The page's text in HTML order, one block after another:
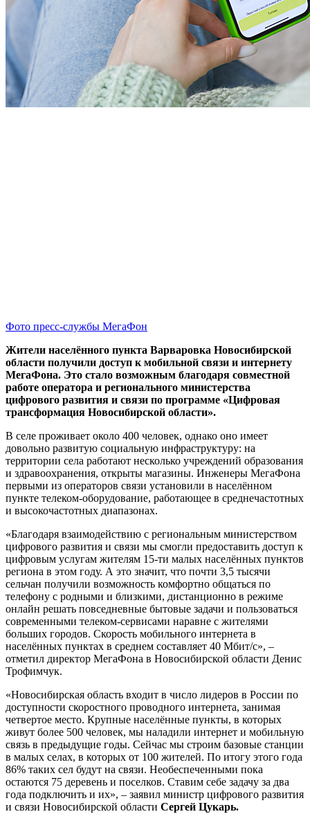
Фото пресс-службы МегаФон
Жители населённого пункта Варваровка Новосибирской
области получили доступ к мобильной связи и интернету
МегаФона. Это стало возможным благодаря совместной
работе оператора и регионального министерства
цифрового развития и связи по программе «Цифровая
трансформация Новосибирской области».
В селе проживает около 400 человек, однако оно имеет
довольно развитую социальную инфраструктуру: на
территории села работают несколько учреждений образования
и здравоохранения, открыты магазины. Инженеры МегаФона
первыми из операторов связи установили в населённом
пункте телеком-оборудование, работающее в среднечастотных
и высокочастотных диапазонах.
«Благодаря взаимодействию с региональным министерством
цифрового развития и связи мы смогли предоставить доступ к
цифровым услугам жителям 15-ти малых населённых пунктов
региона в этом году. А это значит, что почти 3,5 тысячи
сельчан получили возможность комфортно общаться по
телефону с родными и близкими, дистанционно в режиме
онлайн решать повседневные бытовые задачи и пользоваться
современными телеком-сервисами наравне с жителями
больших городов. Скорость мобильного интернета в
населённых пунктах в среднем составляет 40 Мбит/с», –
отметил директор МегаФона в Новосибирской области Денис
Трофимчук.
«Новосибирская область входит в число лидеров в России по
доступности скоростного проводного интернета, занимая
четвертое место. Крупные населённые пункты, в которых
живут более 500 человек, мы наладили интернет и мобильную
связь в предыдущие годы. Сейчас мы строим базовые станции
в малых селах, в которых от 100 жителей. По итогу этого года
86% таких сел будут на связи. Необеспеченными пока
остаются 75 деревень и поселков. Ставим себе задачу за два
года подключить и их», – заявил министр цифрового развития
и связи Новосибирской области Сергей Цукарь.